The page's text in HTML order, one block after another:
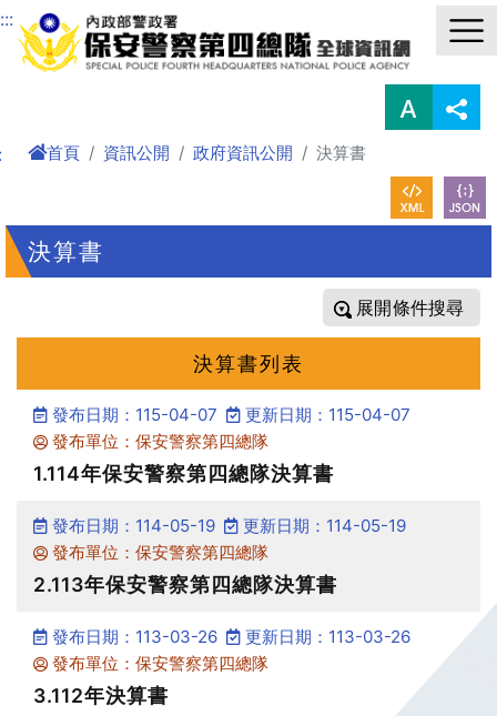
進入內容區塊
:::
首頁 資訊公開 政府資訊公開 決算書
決算書
條件搜尋
決算書列表
發布日期：115-04-07
更新日期：115-04-07
發布單位：保安警察第四總隊
1.114年保安警察第四總隊決算書
發布日期：114-05-19
更新日期：114-05-19
發布單位：保安警察第四總隊
2.113年保安警察第四總隊決算書
發布日期：113-03-26
更新日期：113-03-26
發布單位：保安警察第四總隊
3.112年決算書